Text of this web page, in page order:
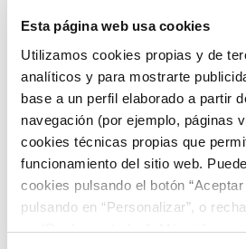
Esta página web usa cookies
Utilizamos cookies propias y de
analíticos y para mostrarte
base a un perfil elaborado a partir
navegación (por ejemplo, páginas
cookies técnicas propias que
funcionamiento del sitio web.
cookies pulsando el botón
pulsando en “Personalizar”, o
en “Rechazar todas”. Más
Control de tracción (ASR/EDL/
Computadora de a bordo con
PLUS
Volante multifunción
+ Ver todos
Ficha técnica